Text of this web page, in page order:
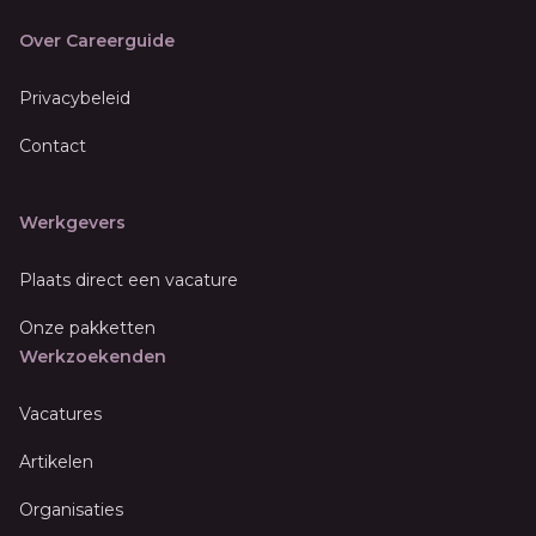
Over Careerguide
Privacybeleid
Contact
Werkgevers
Plaats direct een vacature
Onze pakketten
Werkzoekenden
Vacatures
Artikelen
Organisaties